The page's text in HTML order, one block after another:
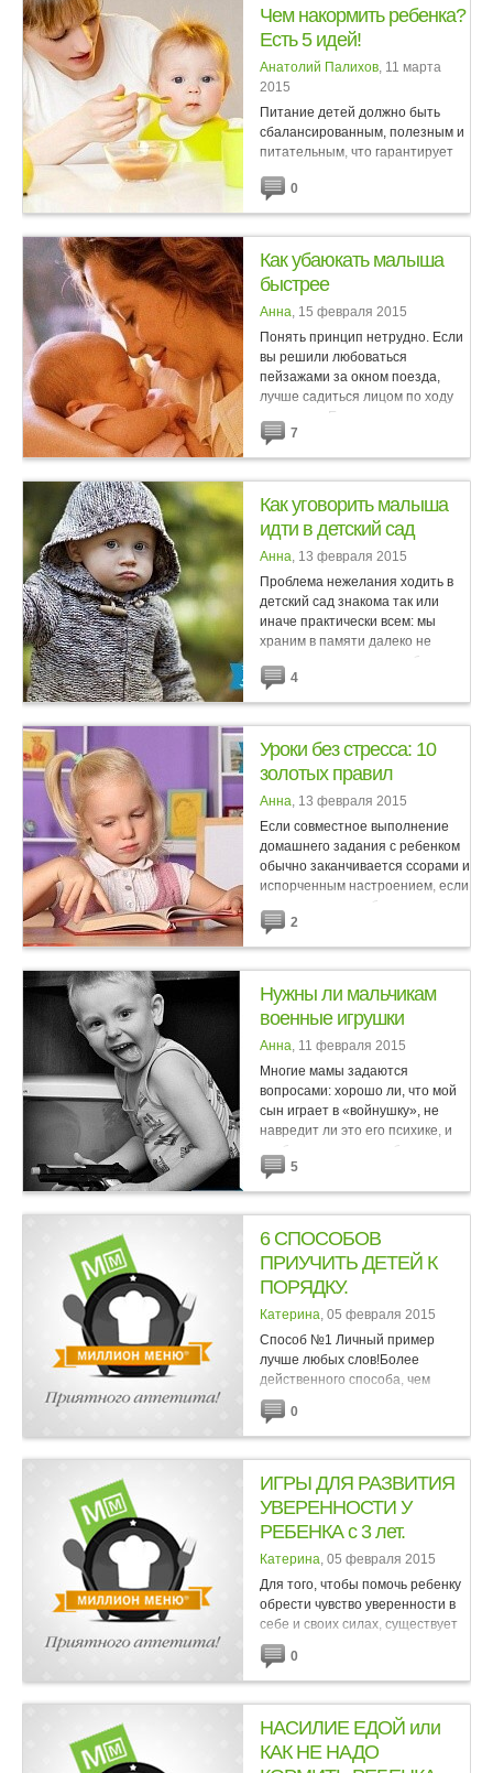
любимых...
Чем накормить ребенка?
Есть 5 идей!
Анатолий Палихов, 11 марта
2015
Питание детей должно быть
сбалансированным, полезным и
питательным, что гарантирует
физическое развитие, - об этом
знает любая мама. Но, увы, в
0
Как убаюкать малыша
быстрее
Анна, 15 февраля 2015
Понять принцип нетрудно. Если
вы решили любоваться
пейзажами за окном поезда,
лучше садиться лицом по ходу
движения. Если сидеть против
хода, то смотреть не так
интересно: не успеваешь
7
Как уговорить малыша
идти в детский сад
Анна, 13 февраля 2015
Проблема нежелания ходить в
детский сад знакома так или
иначе практически всем: мы
храним в памяти далеко не
лучшие воспоминания об
утренних подъемах в раннем
детстве или уже наблюдаем
4
Уроки без стресса: 10
золотых правил
Анна, 13 февраля 2015
Если совместное выполнение
домашнего задания с ребенком
обычно заканчивается ссорами и
испорченным настроением, если
делать уроки с ребенком для вас
не меньшее мучение, чем для
него самого, тогда эта...
2
Нужны ли мальчикам
военные игрушки
Анна, 11 февраля 2015
Многие мамы задаются
вопросами: хорошо ли, что мой
сын играет в «войнушку», не
навредит ли это его психике, и
вообще, нужны ли ребенку
военные игрушки? Врач-
психотерапевт Виктория...
5
6 СПОСОБОВ
ПРИУЧИТЬ ДЕТЕЙ К
ПОРЯДКУ.
Катерина, 05 февраля 2015
Способ №1 Личный пример
лучше любых слов!Более
действенного способа, чем
личный пример, никто еще не
придумал. Маленьких
подражателей и уговаривать не
надо, малыши и сами активно
орудуют метлой,...
0
ИГРЫ ДЛЯ РАЗВИТИЯ
УВЕРЕННОСТИ У
РЕБЕНКА с 3 лет.
Катерина, 05 февраля 2015
Для того, чтобы помочь ребенку
обрести чувство уверенности в
себе и своих силах, существует
ряд приемов-игр. Играть в них с
малышом можно множество раз,
причем каждый раз придумывая
новый вариант....
0
НАСИЛИЕ ЕДОЙ или
КАК НЕ НАДО